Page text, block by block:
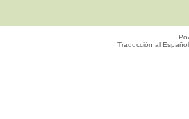
Traducción al